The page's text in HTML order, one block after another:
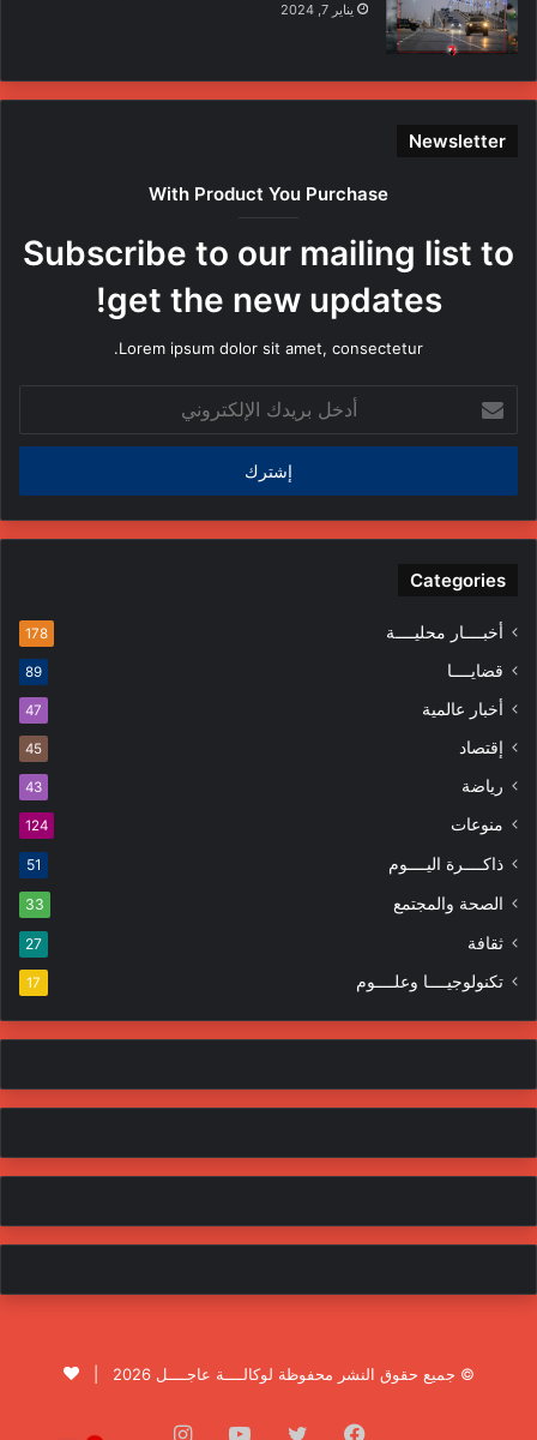
يناير 7, 2024
Newsletter
With Product You Purchase
Subscribe to our mailing list to
get the new updates!
Lorem ipsum dolor sit amet, consectetur.
بريدك
الإلكتروني
Categories
أخبــــار محليــــة 178
قضايــــا 89
أخبار عالمية 47
إقتصاد 45
رياضة 43
منوعات 124
ذاكــــرة اليــــوم 51
الصحة والمجتمع 33
ثقافة 27
تكنولوجيــــا وعلــــوم 17
© جميع حقوق النشر محفوظة لوكالــــة عاجــــل 2026 |
فيسبوك تويتر يوتيوبانستقرام1